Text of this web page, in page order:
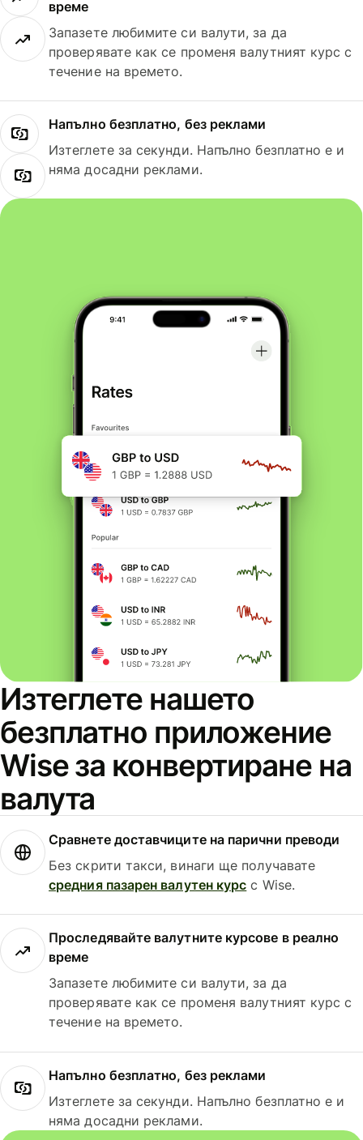
време
Запазете любимите си валути, за да
проверявате как се променя валутният курс с
течение на времето.
Напълно безплатно, без реклами
Изтеглете за секунди. Напълно безплатно е и
няма досадни реклами.
Изтеглете нашето
безплатно приложение
Wise за конвертиране на
валута
Сравнете доставчиците на парични преводи
Без скрити такси, винаги ще получавате
средния пазарен валутен курс с Wise.
Проследявайте валутните курсове в реално
време
Запазете любимите си валути, за да
проверявате как се променя валутният курс с
течение на времето.
Напълно безплатно, без реклами
Изтеглете за секунди. Напълно безплатно е и
няма досадни реклами.